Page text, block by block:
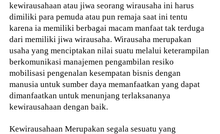
kewirausahaan atau jiwa seorang wirausaha ini harus
dimiliki para pemuda atau pun remaja saat ini tentu
karena ia memiliki berbagai macam manfaat tak terduga
dari memiliki jiwa wirausaha. Wirausaha merupakan
usaha yang menciptakan nilai suatu melalui keterampilan
berkomunikasi manajemen pengambilan resiko
mobilisasi pengenalan kesempatan bisnis dengan
manusia untuk sumber daya memanfaatkan yang dapat
dimanfaatkan untuk menunjang terlaksananya
kewirausahaan dengan baik.
Kewirausahaan Merupakan segala sesuatu yang